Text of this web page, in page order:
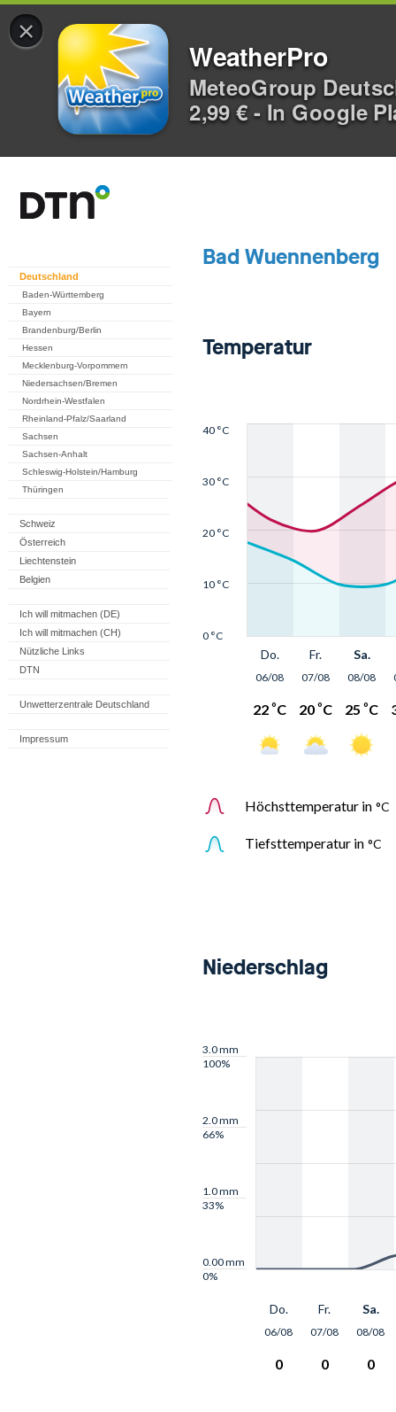
×
WeatherPro
MeteoGroup
2,99 € - In Google
Deutschland
Baden-Württemberg
Bayern
Brandenburg/Berlin
Hessen
Mecklenburg-Vorpommern
Niedersachsen/Bremen
Nordrhein-Westfalen
Rheinland-Pfalz/Saarland
Sachsen
Sachsen-Anhalt
Schleswig-Holstein/Hamburg
Thüringen
Schweiz
Österreich
Liechtenstein
Belgien
Ich will mitmachen (DE)
Ich will mitmachen (CH)
Nützliche Links
DTN
Unwetterzentrale Deutschland
Impressum